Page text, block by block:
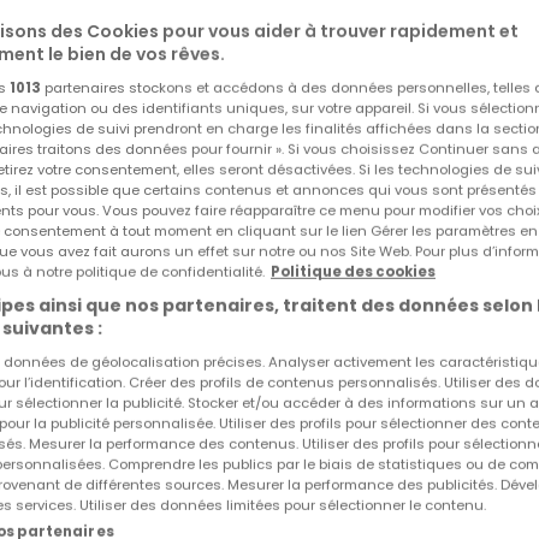
à 3 unités, disposant d'un garage et d'une cave.
cuisine américaine ouverte, 2 chambres, salle de
vitrage avec volets manuels, chauffage central au gaz.
une visite, contactez Cimm Immobilier Luxembourg au
RéfatHome
RéfAgence
des Cookies pour vous aider à trouver rapidement et
le bien de vos rêves.
1013 partenaires stockons et accédons à des données personnelles, telles
navigation ou des identifiants uniques, sur votre appareil. Si vous
de suivi prendront en charge les finalités affichées dans la
traitons des données pour fournir ». Si vous choisissez Continuer sans
votre consentement, elles seront désactivées. Si les technologies de
il est possible que certains contenus et annonces qui vous sont
pour vous. Vous pouvez faire réapparaître ce menu pour modifier vos
consentement à tout moment en cliquant sur le lien Gérer les paramètres
vous avez fait aurons un effet sur notre ou nos Site Web. Pour plus
à notre politique de confidentialité. Politique des cookies
ainsi que nos partenaires, traitent des données selon
:
données de géolocalisation précises. Analyser activement les
l’identification. Créer des profils de contenus personnalisés. Utiliser des
sélectionner la publicité. Stocker et/ou accéder à des informations sur un
la publicité personnalisée. Utiliser des profils pour sélectionner des
Mesurer la performance des contenus. Utiliser des profils pour
Comprendre les publics par le biais de statistiques ou de
de différentes sources. Mesurer la performance des publicités.
services. Utiliser des données limitées pour sélectionner le contenu.
partenaires